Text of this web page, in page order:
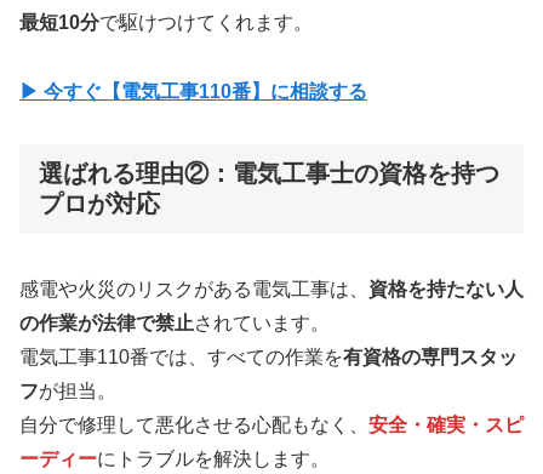
最短10分で駆けつけてくれます。
▶ 今すぐ【電気工事110番】に相談する
選ばれる理由②：電気工事士の資格を持つ
プロが対応
感電や火災のリスクがある電気工事は、 資格を持たない人
の作業が法律で禁止されています。
電気工事110番では、すべての作業を有資格の専門スタッ
フが担当。
自分で修理して悪化させる心配もなく、 安全・確実・スピ
ーディーにトラブルを解決します。